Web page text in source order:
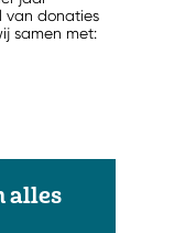
alles
van donaties
samen met: